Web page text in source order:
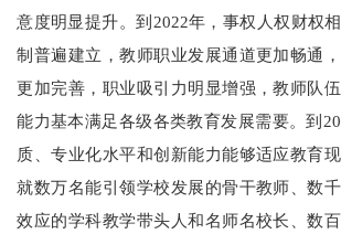
意度明显提升。到2022年，事权人权财权
制普遍建立，教师职业发展通道更加畅通
更加完善，职业吸引力明显增强，教师队
能力基本满足各级各类教育发展需要。到
质、专业化水平和创新能力能够适应教育
就数万名能引领学校发展的骨干教师、数
效应的学科教学带头人和名师名校长、数